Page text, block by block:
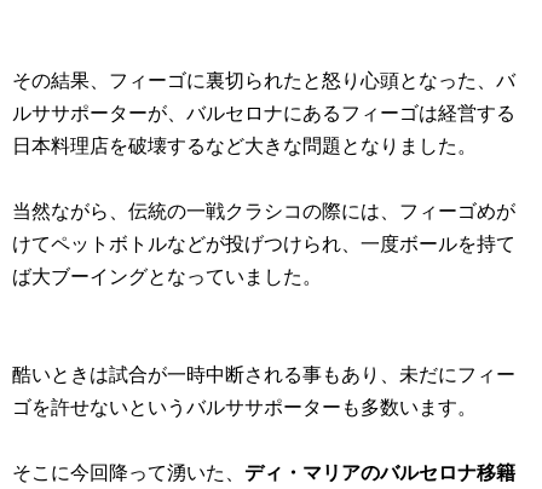
その結果、フィーゴに裏切られたと怒り心頭となった、バ
ルササポーターが、バルセロナにあるフィーゴは経営する
日本料理店を破壊するなど大きな問題となりました。
当然ながら、伝統の一戦クラシコの際には、フィーゴめが
けてペットボトルなどが投げつけられ、一度ボールを持て
ば大ブーイングとなっていました。
酷いときは試合が一時中断される事もあり、未だにフィー
ゴを許せないというバルササポーターも多数います。
そこに今回降って湧いた、 ディ・マリアのバルセロナ移籍